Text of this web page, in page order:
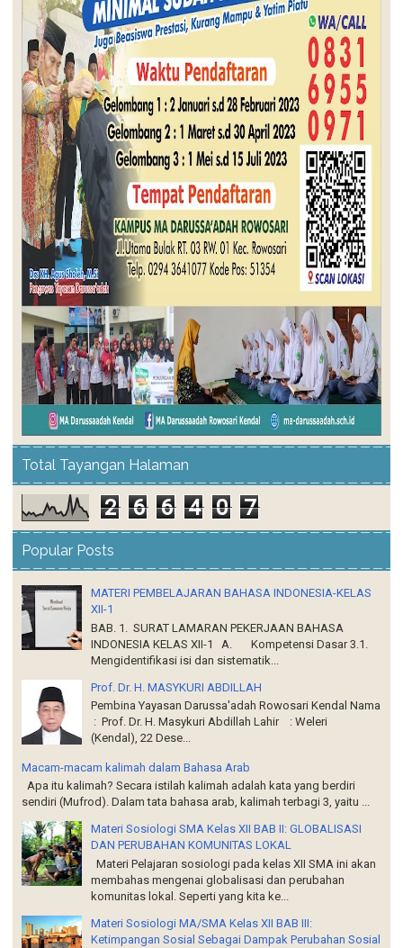
Total Tayangan Halaman
2 6 6 4 0 7
Popular Posts
MATERI PEMBELAJARAN BAHASA INDONESIA-KELAS
XII-1
BAB. 1. SURAT LAMARAN PEKERJAAN BAHASA
INDONESIA KELAS XII-1 A. Kompetensi Dasar 3.1.
Mengidentifikasi isi dan sistematik...
Prof. Dr. H. MASYKURI ABDILLAH
Pembina Yayasan Darussa'adah Rowosari Kendal Nama
: Prof. Dr. H. Masykuri Abdillah Lahir : Weleri
(Kendal), 22 Dese...
Macam-macam kalimah dalam Bahasa Arab
Apa itu kalimah? Secara istilah kalimah adalah kata yang berdiri
sendiri (Mufrod). Dalam tata bahasa arab, kalimah terbagi 3, yaitu ...
Materi Sosiologi SMA Kelas XII BAB II: GLOBALISASI
DAN PERUBAHAN KOMUNITAS LOKAL
Materi Pelajaran sosiologi pada kelas XII SMA ini akan
membahas mengenai globalisasi dan perubahan
komunitas lokal. Seperti yang kita ke...
Materi Sosiologi MA/SMA Kelas XII BAB III:
Ketimpangan Sosial Sebagai Dampak Perubahan Sosial